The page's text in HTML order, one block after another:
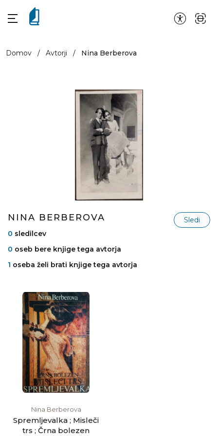
Domov / Avtorji / Nina Berberova
NINA BERBEROVA
Sledi
0 sledilcev
0 oseb bere knjige tega avtorja
1 oseba želi brati knjige tega avtorja
Nina Berberova
Spremljevalka ; Misleči
trs ; Črna bolezen